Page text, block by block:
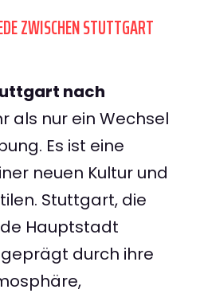
ZWISCHEN STUTTGART
nach
als nur ein Wechsel
Es ist eine
neuen Kultur und
Stuttgart, die
Hauptstadt
durch ihre